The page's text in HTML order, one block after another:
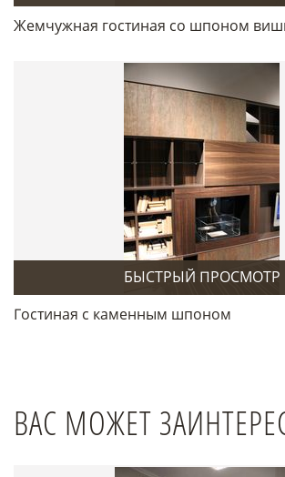
Жемчужная гостиная со шпоном
БЫСТРЫЙ ПРОСМОТР
Гостиная с каменным шпоном
ВАС МОЖЕТ